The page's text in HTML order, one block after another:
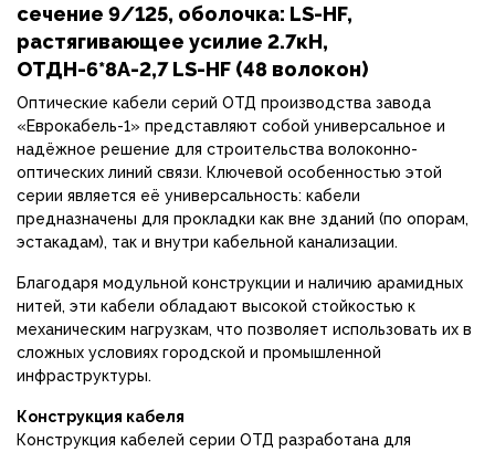
сечение 9/125, оболочка: LS-HF,
растягивающее усилие 2.7кН,
ОТДН-6*8А-2,7 LS-HF (48 волокон)
Оптические кабели серий ОТД производства завода
«Еврокабель-1» представляют собой универсальное и
надёжное решение для строительства волоконно-
оптических линий связи. Ключевой особенностью этой
серии является её универсальность: кабели
предназначены для прокладки как вне зданий (по опорам,
эстакадам), так и внутри кабельной канализации.
Благодаря модульной конструкции и наличию арамидных
нитей, эти кабели обладают высокой стойкостью к
механическим нагрузкам, что позволяет использовать их в
сложных условиях городской и промышленной
инфраструктуры.
Конструкция кабеля
Конструкция кабелей серии ОТД разработана для